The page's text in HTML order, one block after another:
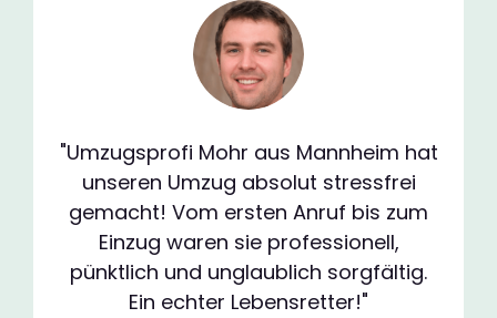
"Umzugsprofi Mohr aus Mannheim hat
unseren Umzug absolut stressfrei
gemacht! Vom ersten Anruf bis zum
Einzug waren sie professionell,
pünktlich und unglaublich sorgfältig.
Ein echter Lebensretter!"